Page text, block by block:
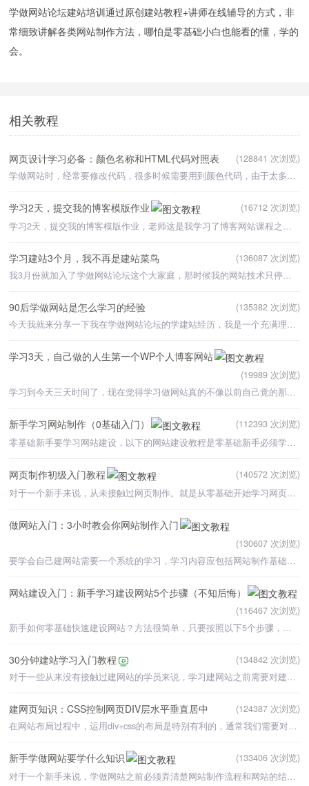
学做网站论坛建站培训通过原创建站教程+讲师在线辅导的方式，非
常细致讲解各类网站制作方法，哪怕是零基础小白也能看的懂，学的
会。
相关教程
网页设计学习必备：颜色名称和HTML代码对照表
(128841 次浏览)
学做网站时，经常要修改代码，很多时候需要用到颜色代码，由于太多，不可能都记住，所以找到了一个带有中文
学习2天，提交我的博客模版作业
(16712 次浏览)
学习2天，提交我的博客模版作业，老师这是我学习了博客网站课程之后，自己做的博客网站，感谢老师的课程，
学习建站3个月，我不再是建站菜鸟
(136087 次浏览)
我3月份就加入了学做网站论坛这个大家庭，那时候我的网站技术只停留在网上找一些网站源码放到自己的网站上
90后学做网站是怎么学习的经验
(135382 次浏览)
今天我就来分享一下我在学做网站论坛的学建站经历，我是一个充满理想和梦想的90后。由于当年学习成绩差
学习3天，自己做的人生第一个WP个人博客网站
(19989 次浏览)
学习到今天三天时间了，现在觉得学习做网站真的不像以前自己觉的那么难。当时加入会员时，还十分担心自己能
新手学习网站制作（0基础入门）
(112393 次浏览)
零基础新手要学习网站建设，以下的网站建设教程是零基础新手必须学习的网站制作教程。只有将以下的基础知识
网页制作初级入门教程
(140572 次浏览)
对于一个新手来说，从未接触过网页制作。就是从零基础开始学习网页制作，就需要先学习一下网页制作初级
做网站入门：3小时教会你网站制作入门
(130607 次浏览)
要学会自己建网站需要一个系统的学习，学习内容应包括网站制作基础入门、网站制作软件使用方法、网站代码入
网站建设入门：新手学习建设网站5个步骤（不知后悔）
(116467 次浏览)
新手如何零基础快速建设网站？方法很简单，只要按照以下5个步骤，零基础新手就可以快速建设网站。
30分钟建站学习入门教程
(134842 次浏览)
对于一些从来没有接触过建网站的学员来说，学习建网站之前需要对建网站的入门知识进行了解。下面是学做网站
建网页知识：CSS控制网页DIV层水平垂直居中
(124387 次浏览)
在网站布局过程中，运用div+css的布局是特别有利的，通常我们需要对一个div层进行居中处理，那么如何通过cs
新手学做网站要学什么知识
(133406 次浏览)
对于一个新手来说，学做网站之前必须弄清楚网站制作流程和网站的结构。建网站的流程是:第一